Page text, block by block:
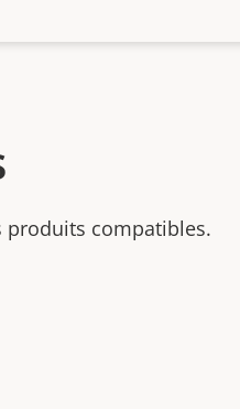
compatibles.